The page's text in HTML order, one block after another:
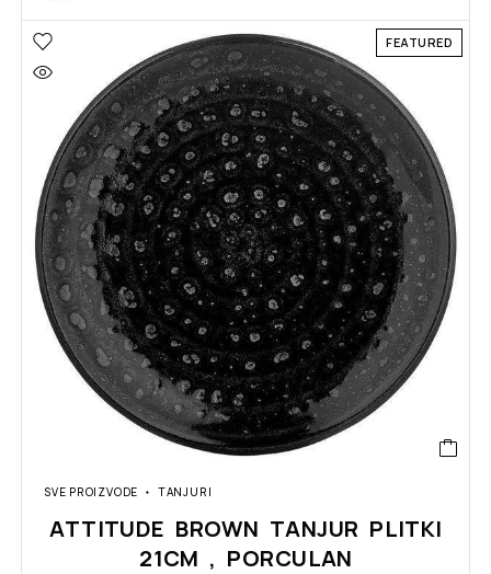
FEATURED
SVE PROIZVODE TANJURI
ATTITUDE BROWN TANJUR PLITKI
21CM , PORCULAN